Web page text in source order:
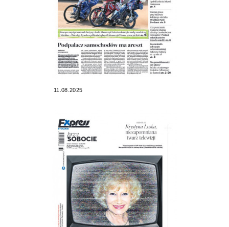
11.08.2025